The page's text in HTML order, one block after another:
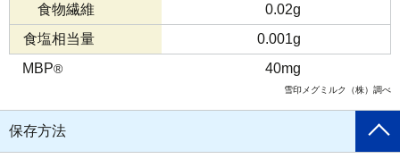
食物繊維
0.02g
食塩相当量
0.001g
MBP® 40mg
雪印メグミルク（株）調べ
保存方法